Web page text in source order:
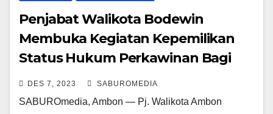
Penjabat Walikota Bodewin
Membuka Kegiatan Kepemilikan
Status Hukum Perkawinan Bagi
Warga Kota Ambon
DES 7, 2023 SABUROMEDIA
SABUROmedia, Ambon — Pj. Walikota Ambon